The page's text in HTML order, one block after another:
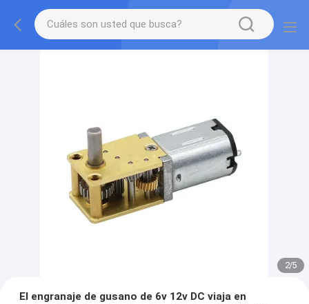
2/5
El engranaje de gusano de 6v 12v DC viaja en